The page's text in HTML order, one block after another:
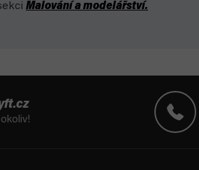
Malování a modelářství.